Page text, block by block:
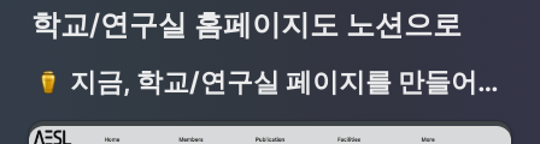
학교/연구실 홈페이지도 노션으로
지금, 학교/연구실 페이지를 만들어 보세요